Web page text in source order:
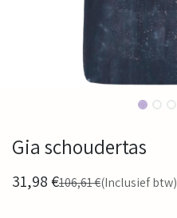
Gia schoudertas
31,98€106,61€(Inclusief btw)